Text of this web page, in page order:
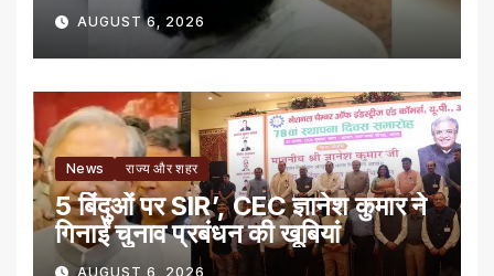
AUGUST 6, 2026
News राज्य और शहर
5 बिंदुओं पर SIR’, CEC ज्ञानेश कुमार ने
गिनाईं चुनाव प्रबंधन की खूबियां
AUGUST 6, 2026